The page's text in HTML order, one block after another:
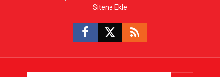
Sitene Ekle